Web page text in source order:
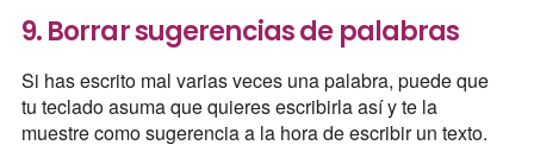
9. Borrar sugerencias de palabras
Si has escrito mal varias veces una palabra, puede que
tu teclado asuma que quieres escribirla así y te la
muestre como sugerencia a la hora de escribir un texto.